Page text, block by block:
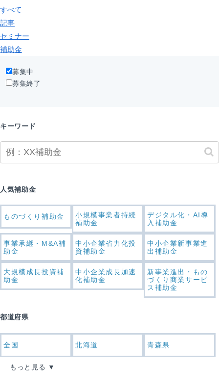
すべて
記事
セミナー
補助金
募集中
募集終了
キーワード
人気補助金
ものづくり補助金
小規模事業者持続
補助金
デジタル化・AI導
入補助金
事業承継・M&A補
助金
中小企業省力化投
資補助金
中小企業新事業進
出補助金
大規模成長投資補
助金
中小企業成長加速
化補助金
新事業進出・もの
づくり商業サービ
ス補助金
都道府県
全国 北海道 青森県
もっと見る